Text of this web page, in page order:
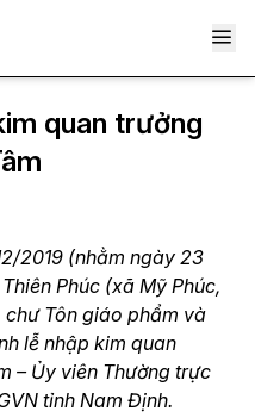
quan trưởng
2019 (nhằm ngày 23
Phúc (xã Mỹ Phúc,
Tôn giáo phẩm và
lễ nhập kim quan
– Ủy viên Thường trực
tỉnh Nam Định.